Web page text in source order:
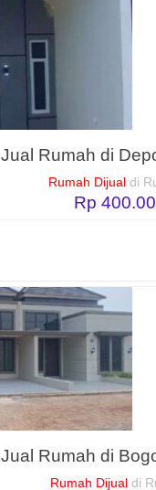
Jual Rumah di
Rumah Dijual di
Rp
Jual Rumah di
Rumah Dijual di